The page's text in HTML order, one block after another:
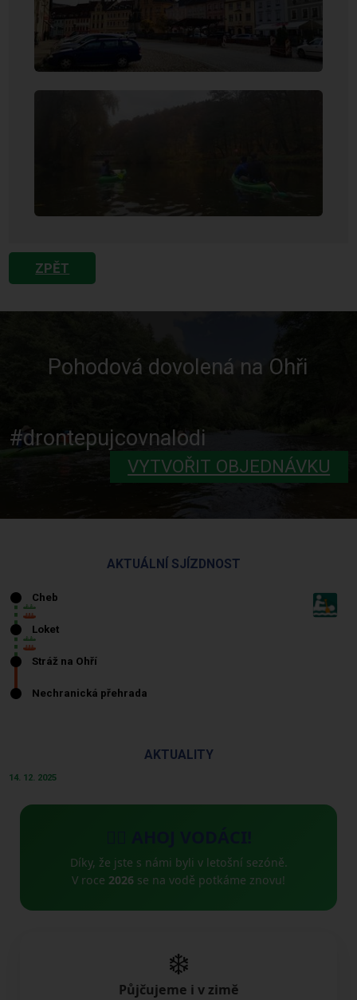
ZPĚT
Pohodová dovolená na Ohři
#drontepujcovnalodi
VYTVOŘIT OBJEDNÁVKU
AKTUÁLNÍ SJÍZDNOST
AKTUALITY
14. 12. 2025
Díky, že jste s námi byli v letošní sezóně.
V roce 2026 se na vodě potkáme znovu!
❄️
Půjčujeme i v zimě